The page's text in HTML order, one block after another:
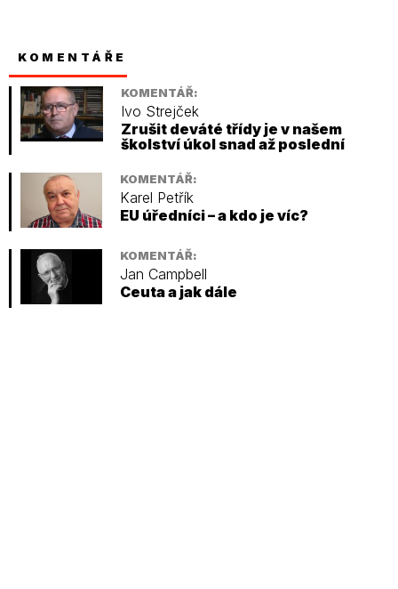
KOMENTÁŘE
KOMENTÁŘ:
Ivo Strejček
Zrušit deváté třídy je v našem
školství úkol snad až poslední
KOMENTÁŘ:
Karel Petřík
EU úředníci – a kdo je víc?
KOMENTÁŘ:
Jan Campbell
Ceuta a jak dále